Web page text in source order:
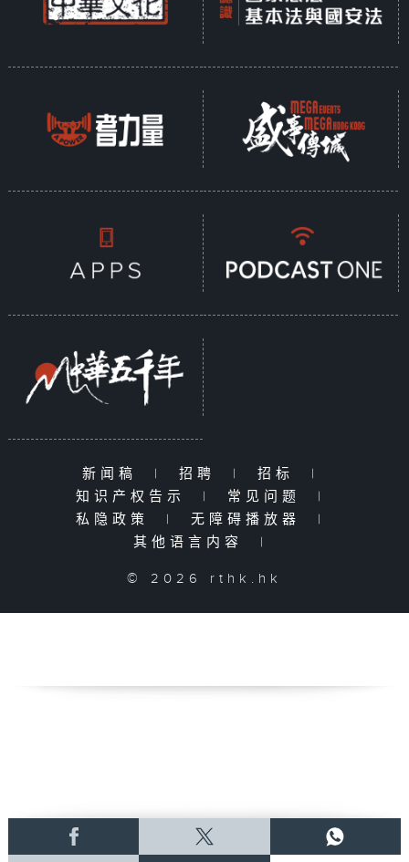
新闻稿 | 招聘 | 招标
|
知识产权告示
| 常见问题
|
私隐政策
| 无障碍播放器
|
其他语言内容
|
© 2026 rthk.hk